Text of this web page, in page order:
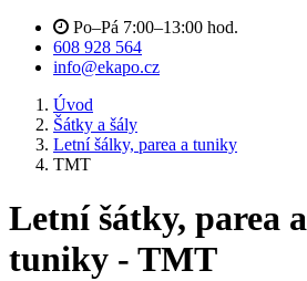
Po–Pá 7:00–13:00 hod.
608 928 564
info@ekapo.cz
Úvod
Šátky a šály
Letní šálky, parea a tuniky
TMT
Letní šátky, parea
tuniky - TMT